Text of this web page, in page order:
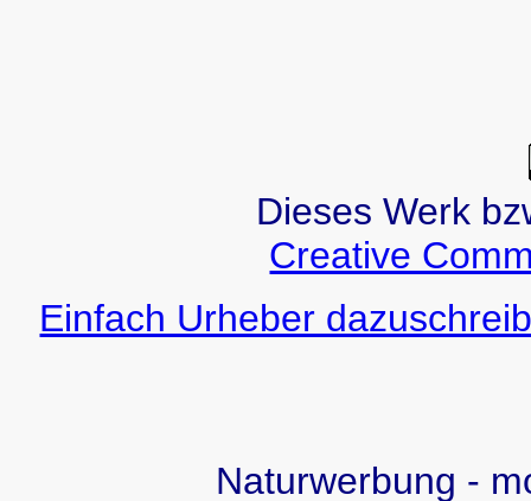
Dieses Werk
Creative
Einfach Urheber
Naturwerbung -